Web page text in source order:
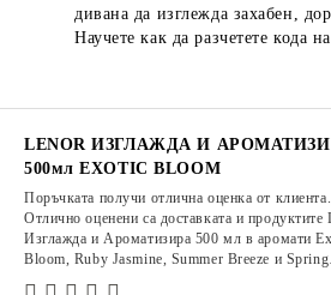
дивана да изглежда захабен,
Научете как да разчетете кода на
LENOR ИЗГЛАЖДА И
500мл EXOTIC BLOOM
Поръчката получи отлична оценка от клиента.
Отлично оценени са доставката и продуктите
Изглажда и Ароматизира 500 мл в аромати
Bloom, Ruby Jasmine, Summer Breeze и Spring